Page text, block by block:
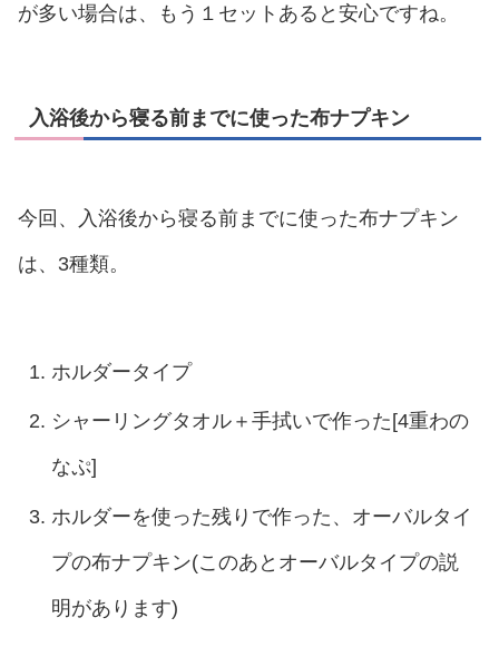
が多い場合は、もう１セットあると安心ですね。
入浴後から寝る前までに使った布ナプキン
今回、入浴後から寝る前までに使った布ナプキン
は、3種類。
ホルダータイプ
シャーリングタオル＋手拭いで作った[4重わの
なぷ]
ホルダーを使った残りで作った、オーバルタイ
プの布ナプキン(このあとオーバルタイプの説
明があります)